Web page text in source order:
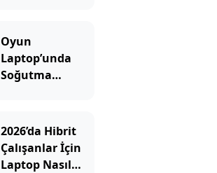
Oyun
Laptop’unda
Soğutma
2026’da Hibrit
Çalışanlar İçin
Laptop Nasıl